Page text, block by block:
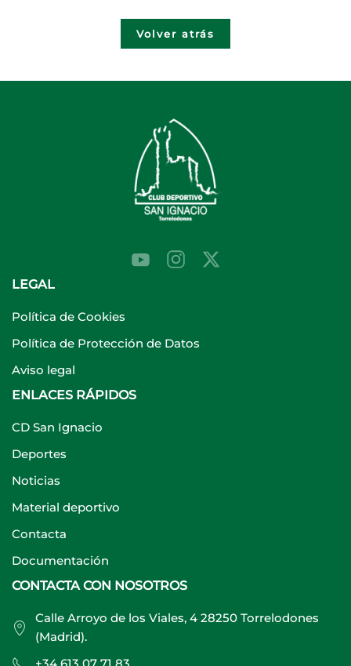
Volver atrás
LEGAL
Política de Cookies
Política de Protección de Datos
Aviso legal
ENLACES RÁPIDOS
CD San Ignacio
Deportes
Noticias
Material deportivo
Contacta
Documentación
CONTACTA CON NOSOTROS
Calle Arroyo de los Viales, 4 28250 Torrelodones
(Madrid).
+34 613 07 71 83